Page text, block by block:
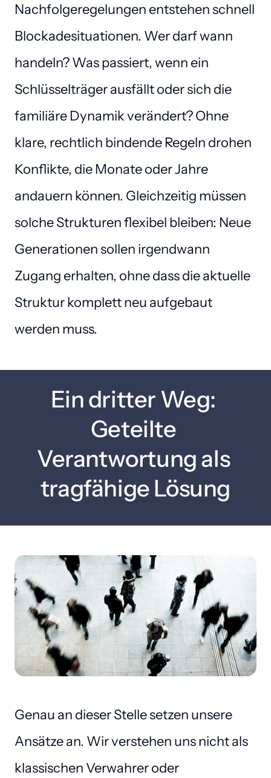
Nachfolgeregelungen entstehen schnell
Blockadesituationen. Wer darf wann
handeln? Was passiert, wenn ein
Schlüsselträger ausfällt oder sich die
familiäre Dynamik verändert? Ohne
klare, rechtlich bindende Regeln drohen
Konflikte, die Monate oder Jahre
andauern können. Gleichzeitig müssen
solche Strukturen flexibel bleiben: Neue
Generationen sollen irgendwann
Zugang erhalten, ohne dass die aktuelle
Struktur komplett neu aufgebaut
werden muss.
Ein dritter Weg:
Geteilte
Verantwortung als
tragfähige Lösung
Genau an dieser Stelle setzen unsere
Ansätze an. Wir verstehen uns nicht als
klassischen Verwahrer oder